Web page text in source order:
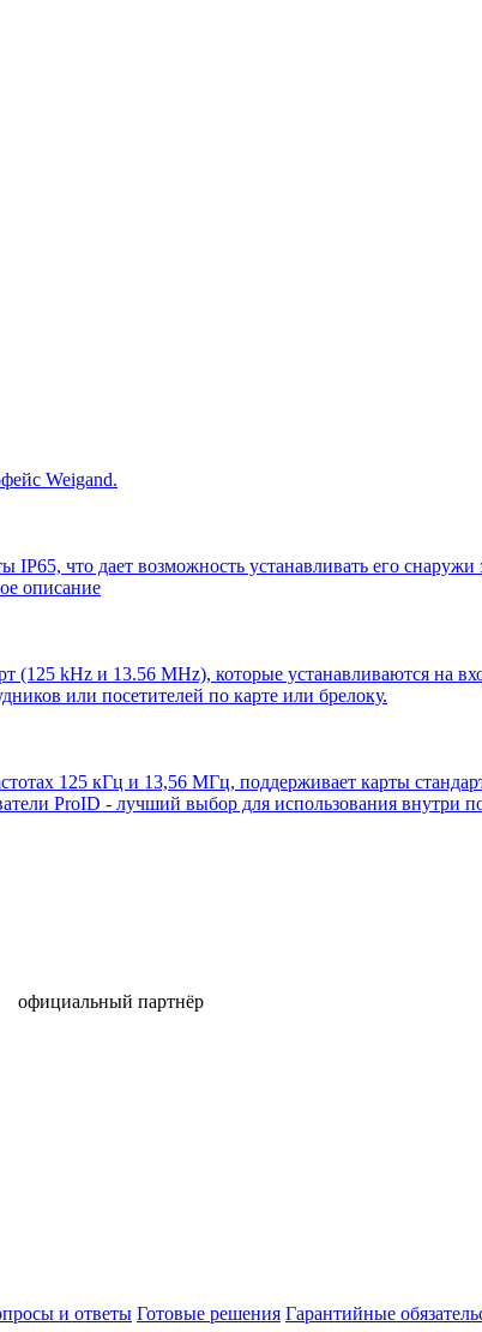
Weigand.
что дает возможность устанавливать его
описание
kHz и 13.56 MHz), которые устанавливаются на
или посетителей по карте или брелоку.
125 кГц и 13,56 МГц, поддерживает карты
ProID - лучший выбор для использования внутри
официальный партнёр
и ответы Готовые решения Гарантийные